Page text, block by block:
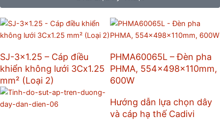
SJ-3×1.25 – Cáp điều
khiển không lưới 3Cx1.25
mm² (Loại 2)
PHMA60065L – Đèn pha
PHMA, 554x498x110mm,
600W
Hướng dẫn lựa chọn dây
và cáp hạ thế Cadivi